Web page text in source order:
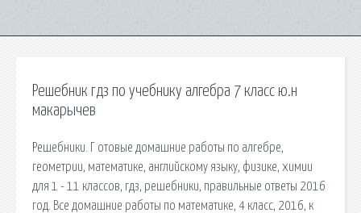
Решебник гдз по учебнику алгебра 7 класс ю.н
макарычев
Решебники. Г отовые домашние работы по алгебре,
геометрии, математике, английскому языку, физике, химии
для 1 - 11 классов, гдз, решебники, правильные ответы 2016
год. Все домашние работы по математике, 4 класс, 2016, к